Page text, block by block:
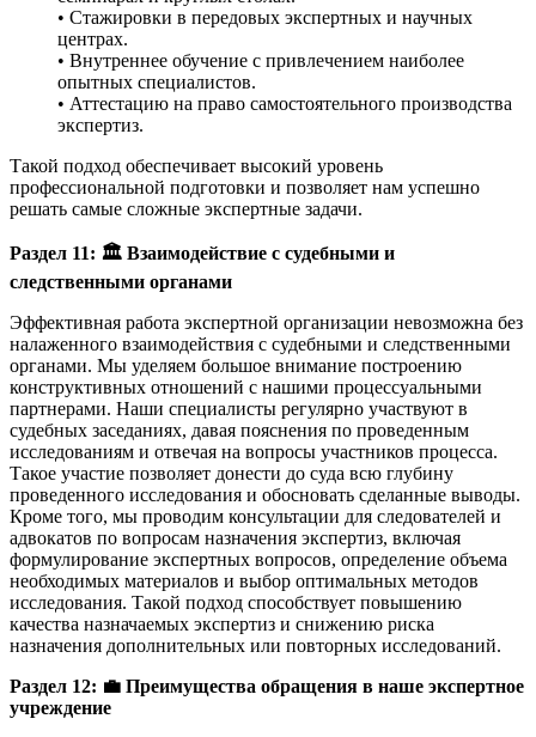
• Стажировки в передовых экспертных и научных
центрах.
• Внутреннее обучение с привлечением наиболее
опытных специалистов.
• Аттестацию на право самостоятельного производства
экспертиз.
Такой подход обеспечивает высокий уровень
профессиональной подготовки и позволяет нам успешно
решать самые сложные экспертные задачи.
Раздел 11: 🏛 ️ Взаимодействие с судебными и
следственными органами
Эффективная работа экспертной организации невозможна без
налаженного взаимодействия с судебными и следственными
органами. Мы уделяем большое внимание построению
конструктивных отношений с нашими процессуальными
партнерами. Наши специалисты регулярно участвуют в
судебных заседаниях, давая пояснения по проведенным
исследованиям и отвечая на вопросы участников процесса.
Такое участие позволяет донести до суда всю глубину
проведенного исследования и обосновать сделанные выводы.
Кроме того, мы проводим консультации для следователей и
адвокатов по вопросам назначения экспертиз, включая
формулирование экспертных вопросов, определение объема
необходимых материалов и выбор оптимальных методов
исследования. Такой подход способствует повышению
качества назначаемых экспертиз и снижению риска
назначения дополнительных или повторных исследований.
Раздел 12: 💼 Преимущества обращения в наше экспертное
учреждение